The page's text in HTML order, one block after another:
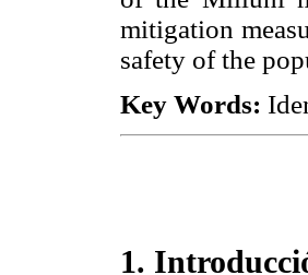
mitigation
safety of the
Key Words:
1.